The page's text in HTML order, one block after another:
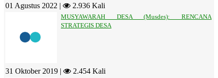
01 Agustus 2022 | 2.936 Kali
MUSYAWARAH DESA (Musdes): RENCANA
STRATEGIS DESA
31 Oktober 2019 | 2.454 Kali